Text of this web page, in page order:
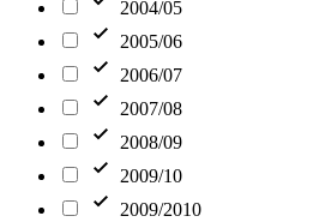
2004/05
2005/06
2006/07
2007/08
2008/09
2009/10
2009/2010